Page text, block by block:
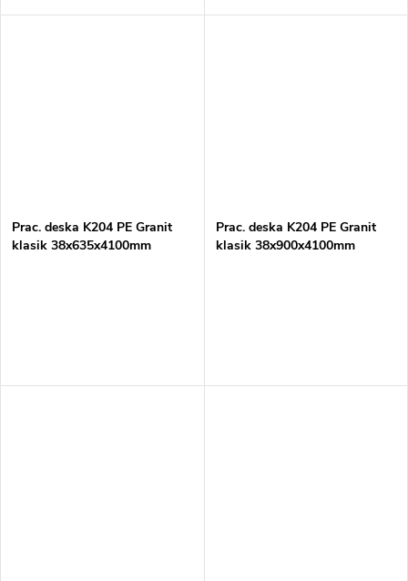
Prac. deska K204 PE Granit
klasik 38x635x4100mm
Prac. deska K204 PE Granit
klasik 38x900x4100mm